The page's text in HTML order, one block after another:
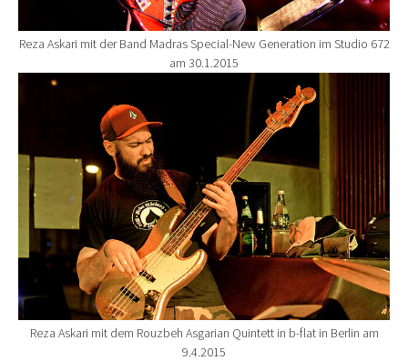
Reza Askari mit der Band Madras Special-New Generation im Studio 672
am 30.1.2015
Show larger version for:
Reza Askari mit dem Rouzbeh Asgarian Quintett in b-flat in Berlin am
9.4.2015